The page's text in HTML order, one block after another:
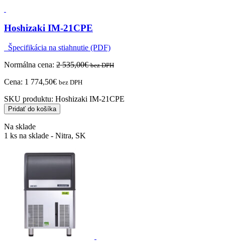
Hoshizaki IM-21CPE
Špecifikácia na stiahnutie (PDF)
Normálna cena: 2 535,00€ bez DPH
Cena: 1 774,50€ bez DPH
SKU produktu: Hoshizaki IM-21CPE
Pridať do košíka
Na sklade
1 ks na sklade - Nitra, SK